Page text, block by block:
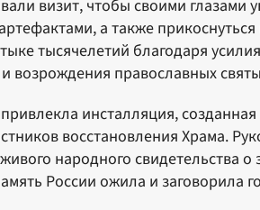
визит, чтобы своими глазами
а также прикоснуться
тысячелетий благодаря
возрождения православных
инсталляция,
восстановления Храма.
народного свидетельства
России ожила и заговорила